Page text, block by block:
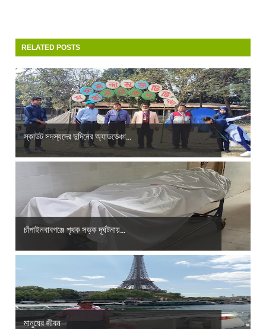
RELATED POSTS
স্কাউট সদস্যদের দুদিনের অ্যাডভেঞ্চা...
চাঁপাইনবাবগঞ্জে পৃথক সড়ক দূর্ঘটনায়...
মানুষের জীবন